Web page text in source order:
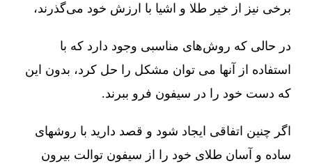
برخی نیز از خیر طلا و اشیا با ارزش خود می‌گذرند،
در حالی که روش‌های مناسبی وجود دارد که با
استفاده از آنها می توان مشکل را حل کرد، بدون این
که دست خود را در سیفون فرو ببرند.
اگر چنین اتفاقی ایجاد شود و قصد دارید با روشهای
ساده و آسان طلای خود را از سیفون توالت بیرون